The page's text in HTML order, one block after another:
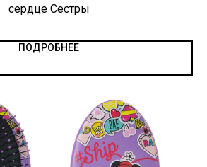
сердце Сестры
ПОДРОБНЕЕ